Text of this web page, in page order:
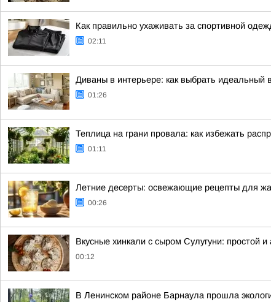
Как правильно ухаживать за спортивной
02:11
Диваны в интерьере: как выбрать идеальный
01:26
Теплица на грани провала: как избежать
01:11
Летние десерты: освежающие рецепты для
00:26
Вкусные хинкали с сыром Сулугуни: простой
00:12
В Ленинском районе Барнаула прошла